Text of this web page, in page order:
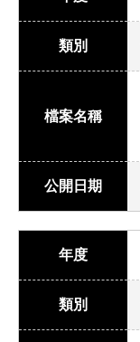
類別
檔案名稱
公開日期
年度
類別